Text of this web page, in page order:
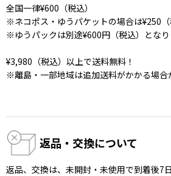
全国一律¥600（税込）
※ネコポス・ゆうパケットの場合は¥250（
※ゆうパックは別途¥600円（税込）となり
¥3,980（税込）以上で送料無料！
※離島・一部地域は追加送料がかかる場合
返品・交換について
返品、交換は、未開封・未使用で到着後7